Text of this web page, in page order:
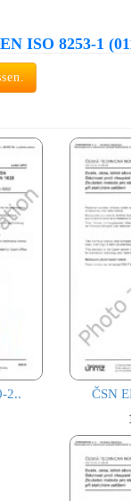
ISO 8253-1
2..
ČSN